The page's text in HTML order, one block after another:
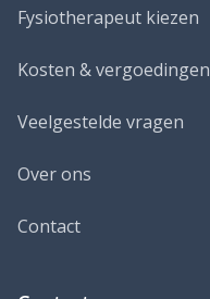
Fysiotherapeut kiezen
Kosten & vergoedingen
Veelgestelde vragen
Over ons
Contact